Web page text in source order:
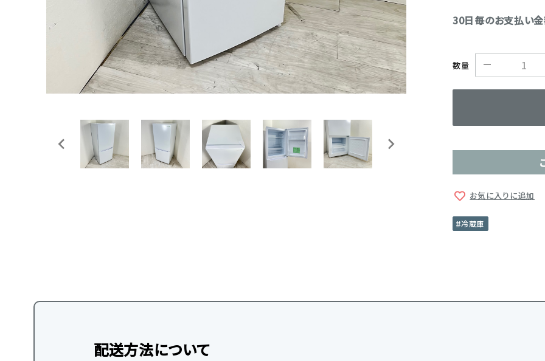
30日毎のお支払い
数量
お気に入りに追加
冷蔵庫
配送方法について